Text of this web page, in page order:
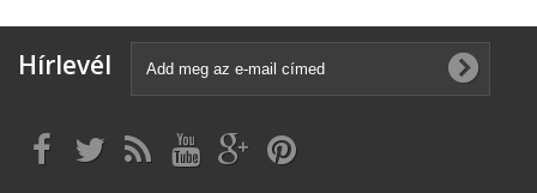
Hírlevél